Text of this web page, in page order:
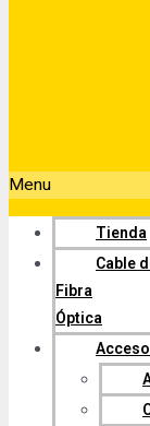
Menu
Tienda
Cable
Fibra
Óptica